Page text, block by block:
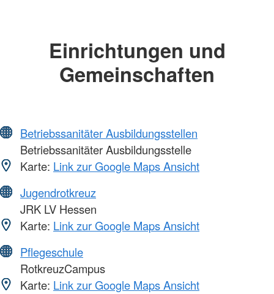
Einrichtungen und
Gemeinschaften
Betriebssanitäter Ausbildungsstellen
Betriebssanitäter Ausbildungsstelle
Karte: Link zur Google Maps Ansicht
Jugendrotkreuz
JRK LV Hessen
Karte: Link zur Google Maps Ansicht
Pflegeschule
RotkreuzCampus
Karte: Link zur Google Maps Ansicht